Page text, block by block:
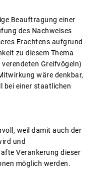
Beauftragung einer
des Nachweises
Erachtens aufgrund
zu diesem Thema
Greifvögeln)
wäre denkbar,
bei einer staatlichen
weil damit auch der
und
Verankerung dieser
möglich werden.